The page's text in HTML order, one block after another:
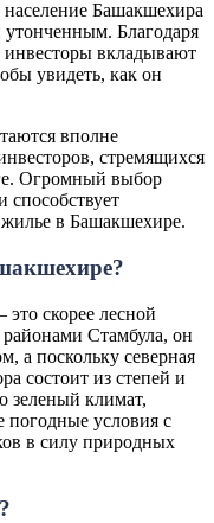
население Башакшехира
утонченным. Благодаря
инвесторы вкладывают
увидеть, как он
вполне
стремящихся
Огромный выбор
в Башакшехире.
скорее лесной
Стамбула, он
а поскольку северная
состоит из степей и
зеленый климат,
погодные условия с
в силу природных